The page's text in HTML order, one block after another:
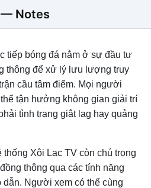
— Notes
tiếp bóng đá nằm ở sự đầu tư
thông để xử lý lưu lượng truy
cầu tâm điểm. Mọi người
tận hưởng không gian giải trí
tình trạng giật lag hay quảng
thống Xôi Lạc TV còn chú trọng
thông qua các tính năng
Người xem có thể cùng